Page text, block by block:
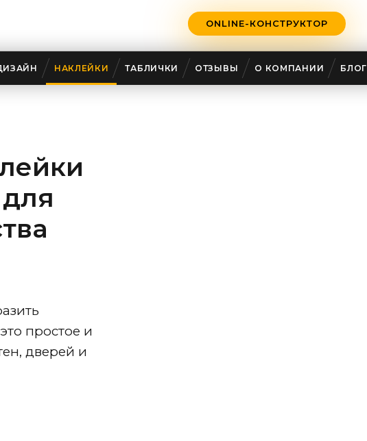
ONLINE-КОНСТРУКТОР
НАКЛЕЙКИ ТАБЛИЧКИ ОТЗЫВЫ О КОМПАНИИ БЛОГ
простое и
дверей и